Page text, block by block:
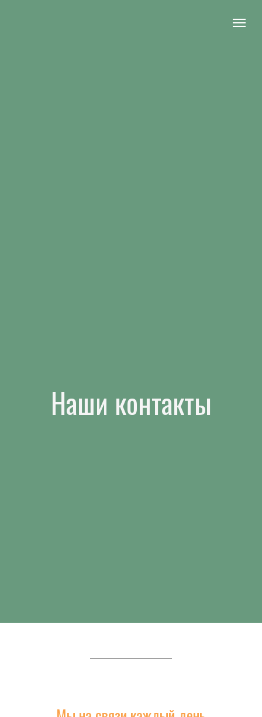
@rybozavod